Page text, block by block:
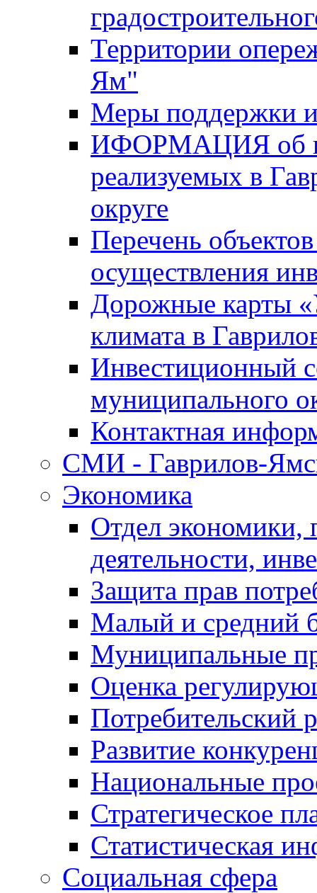
Территории
Ям"
Меры поддержки
ИФОРМАЦИЯ об
реализуемых в
округе
Перечень
осуществления
Дорожные карты
климата в
Инвестиционный
муниципального
Контактная
СМИ - Гаврилов-
Экономика
Отдел экономики,
деятельности,
Защита прав
Малый и средний
Муниципальные
Оценка
Потребительский
Развитие
Национальные
Стратегическое
Статистическая
Социальная сфера